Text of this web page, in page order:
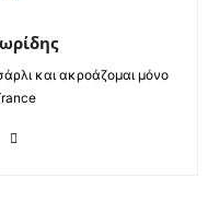
και ακροάζομαι μόνο